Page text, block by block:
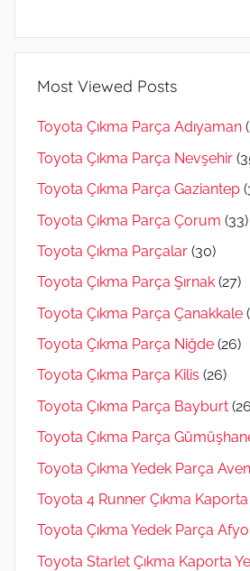
Most Viewed Posts
Toyota Çıkma Parça Adıyaman
Toyota Çıkma Parça Nevşehir
Toyota Çıkma Parça Gaziantep
Toyota Çıkma Parça Çorum (33)
Toyota Çıkma Parçalar (30)
Toyota Çıkma Parça Şırnak (27)
Toyota Çıkma Parça Çanakkale
Toyota Çıkma Parça Niğde (26)
Toyota Çıkma Parça Kilis (26)
Toyota Çıkma Parça Bayburt
Toyota Çıkma Parça
Toyota Çıkma Yedek Parça
Toyota 4 Runner Çıkma
Toyota Çıkma Yedek Parça
Toyota Starlet Çıkma Kaporta